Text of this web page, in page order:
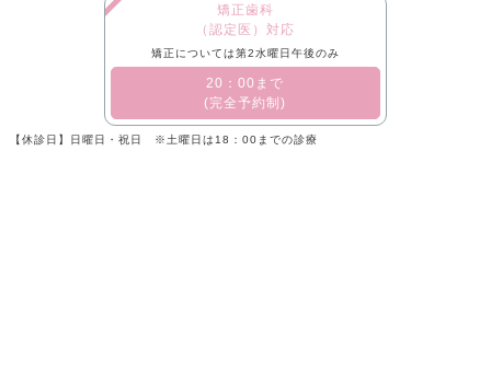
矯正歯科
（認定医）対応
矯正については第2水曜日午後のみ
​20：00まで
(完全予約制)
【休診日】日曜日・祝日 ※土曜日は18：00までの診療